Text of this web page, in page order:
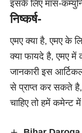
इसके लिए मास-
निष्कर्ष-
एमए क्या है, एमए के
क्या फायदे है, एमए
जानकारी इस
से प्राप्त कर सकते है,
चाहिए तो हमें कमेन्ट